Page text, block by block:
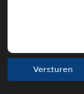
Versturen